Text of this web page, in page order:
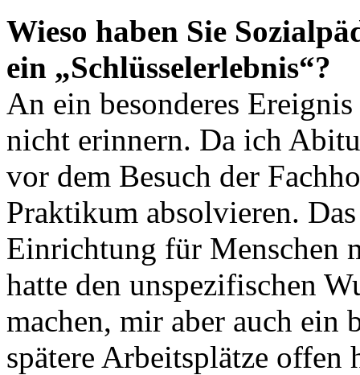
Wieso haben Sie
ein „Schlüsselerlebnis“?
An ein besonderes
nicht erinnern. Da ich
vor dem Besuch der
Praktikum absolvieren.
Einrichtung für Menschen
hatte den unspezifischen
machen, mir aber auch
spätere Arbeitsplätze offen